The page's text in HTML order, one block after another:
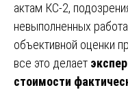
актам КС-2,
невыполненных
объективной оценки
все это делает
стоимости